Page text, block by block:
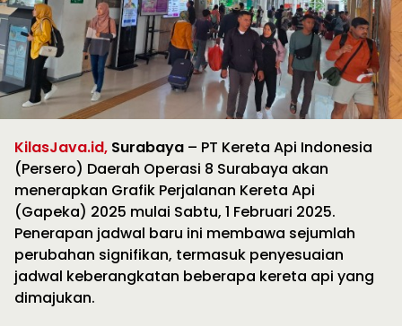
KilasJava.id, Surabaya – PT Kereta Api Indonesia
(Persero) Daerah Operasi 8 Surabaya akan
menerapkan Grafik Perjalanan Kereta Api
(Gapeka) 2025 mulai Sabtu, 1 Februari 2025.
Penerapan jadwal baru ini membawa sejumlah
perubahan signifikan, termasuk penyesuaian
jadwal keberangkatan beberapa kereta api yang
dimajukan.